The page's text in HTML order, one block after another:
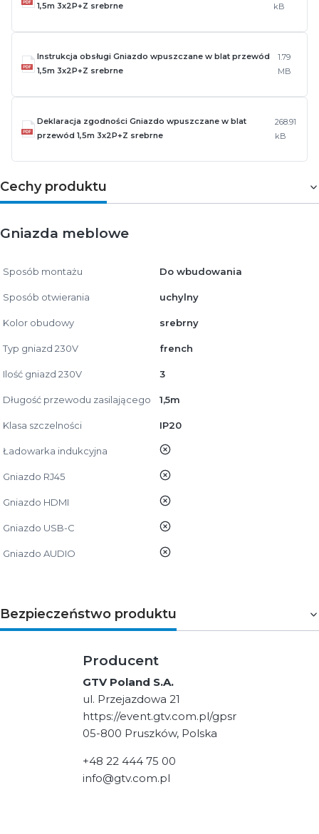
1,5m 3x2P+Z srebrne kB
Instrukcja obsługi Gniazdo wpuszczane w blat przewód
1,5m 3x2P+Z srebrne
1.79
MB
Deklaracja zgodności Gniazdo wpuszczane w blat
przewód 1,5m 3x2P+Z srebrne
268.91
kB
Cechy produktu
Gniazda meblowe
Sposób montażu Do wbudowania
Sposób otwierania uchylny
Kolor obudowy srebrny
Typ gniazd 230V french
Ilość gniazd 230V 3
Długość przewodu zasilającego 1,5m
Klasa szczelności IP20
Ładowarka indukcyjna nie
Gniazdo RJ45 nie
Gniazdo HDMI nie
Gniazdo USB-C nie
Gniazdo AUDIO nie
Bezpieczeństwo produktu
Producent
GTV Poland S.A.
ul. Przejazdowa 21
https://event.gtv.com.pl/gpsr
05-800 Pruszków, Polska
+48 22 444 75 00
info@gtv.com.pl